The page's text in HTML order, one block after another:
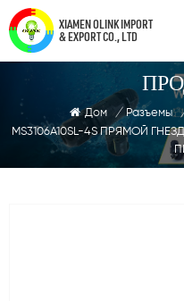
XIAMEN OLINK IMPORT
& EXPORT CO., LTD
Дом / Разъемы
MS3106A10SL-4S ПРЯМОЙ